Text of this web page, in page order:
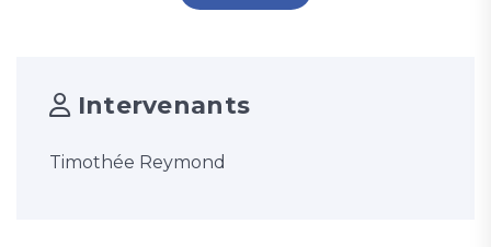
Intervenants
Timothée Reymond